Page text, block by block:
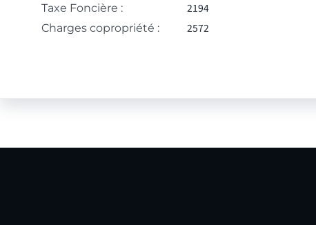
Taxe Foncière : 2194
Charges copropriété : 2572